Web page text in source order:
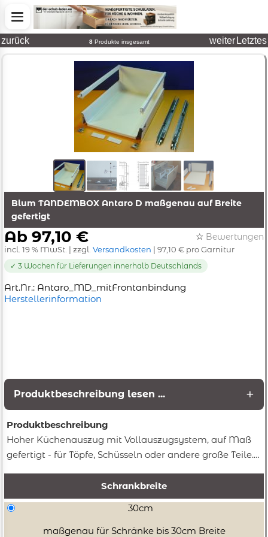
zurück 8 Produkte insgesamt weiter Letztes
Blum TANDEMBOX Antaro D maßgenau auf Breite
gefertigt
Ab 97,10 € ☆ Bewertungen
incl. 19 % MwSt. | zzgl. Versandkosten | 97,10 € pro Garnitur
✓ 3 Wochen für Lieferungen innerhalb Deutschlands
Art.Nr.: Antaro_MD_mitFrontanbindung
Herstellerinformation
Produktbeschreibung lesen ...
Produktbeschreibung
Hoher Küchenauszug mit Vollauszugsystem, auf Maß
gefertigt - für Töpfe, Schüsseln oder andere große Teile.
des Vollauszuges der Küchenschublade Antaro Höhe D
lassen sich diese Sachen auch aus dem hinteren Bereich
der Küchenschublade bequem nach oben entnehmen.
Die seitlichen Relingstangen geben auch hohen Sachen
Schrankbreite
30cm
maßgenau für Schränke bis 30cm Breite